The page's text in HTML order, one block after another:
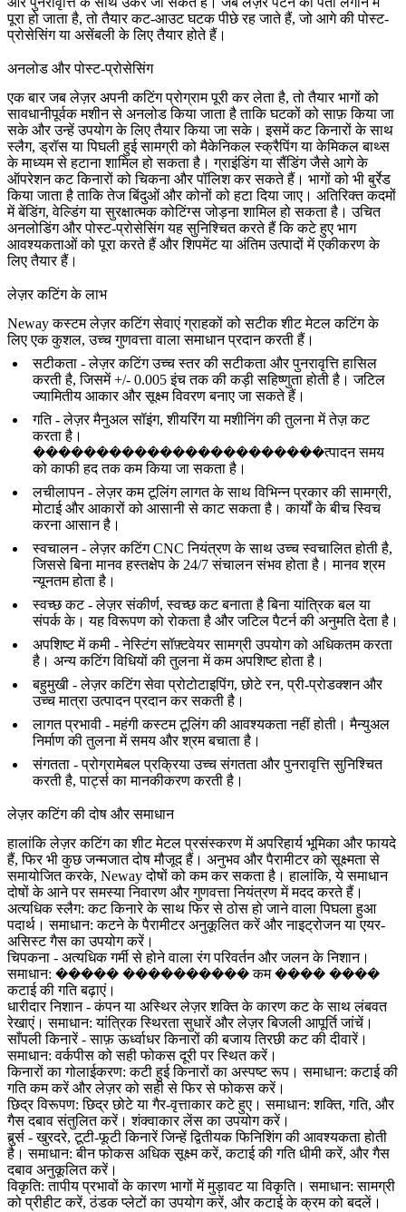
पूरा हो जाता है, तो तैयार कट-आउट घटक पीछे रह जाते हैं, जो आगे की पोस्ट-
प्रोसेसिंग या असेंबली के लिए तैयार होते हैं।
अनलोड और पोस्ट-प्रोसेसिंग
एक बार जब लेज़र अपनी कटिंग प्रोग्राम पूरी कर लेता है, तो तैयार भागों को
सावधानीपूर्वक मशीन से अनलोड किया जाता है ताकि घटकों को साफ़ किया जा
सके और उन्हें उपयोग के लिए तैयार किया जा सके। इसमें कट किनारों के साथ
स्लैग, ड्रॉस या पिघली हुई सामग्री को मैकेनिकल स्क्रैपिंग या केमिकल बाथ्स
के माध्यम से हटाना शामिल हो सकता है। ग्राइंडिंग या सैंडिंग जैसे आगे के
ऑपरेशन कट किनारों को चिकना और पॉलिश कर सकते हैं। भागों को भी बुर्रेड
किया जाता है ताकि तेज बिंदुओं और कोनों को हटा दिया जाए। अतिरिक्त कदमों
में बेंडिंग, वेल्डिंग या सुरक्षात्मक कोटिंग्स जोड़ना शामिल हो सकता है। उचित
अनलोडिंग औरपोस्ट-प्रोसेसिंगयह सुनिश्चित करते हैं कि कटे हुए भाग
आवश्यकताओं को पूरा करते हैं और शिपमेंट या अंतिम उत्पादों में एकीकरण के
लिए तैयार हैं।
लेज़र कटिंग के लाभ
Neway कस्टम लेज़र कटिंग सेवाएं ग्राहकों को सटीक शीट मेटल कटिंग के
लिए एक कुशल, उच्च गुणवत्ता वाला समाधान प्रदान करती हैं।
सटीकता - लेज़र कटिंग उच्च स्तर की सटीकता और पुनरावृत्ति हासिल
करती है, जिसमें +/- 0.005 इंच तक की कड़ी सहिष्णुता होती है। जटिल
ज्यामितीय आकार और सूक्ष्म विवरण बनाए जा सकते हैं।
गति - लेज़र मैनुअल सॉइंग, शीयरिंग या मशीनिंग की तुलना में तेज़ कट
करता है।
�����������������������त्पादन समय
को काफी हद तक कम किया जा सकता है।
लचीलापन - लेज़र कम टूलिंग लागत के साथ विभिन्न प्रकार की सामग्री,
मोटाई और आकारों को आसानी से काट सकता है। कार्यों के बीच स्विच
करना आसान है।
स्वचालन - लेज़र कटिंग CNC नियंत्रण के साथ उच्च स्वचालित होती है,
जिससे बिना मानव हस्तक्षेप के 24/7 संचालन संभव होता है। मानव श्रम
न्यूनतम होता है।
स्वच्छ कट - लेज़र संकीर्ण, स्वच्छ कट बनाता है बिना यांत्रिक बल या
संपर्क के। यह विरूपण को रोकता है और जटिल पैटर्न की अनुमति देता है।
अपशिष्ट में कमी - नेस्टिंग सॉफ़्टवेयर सामग्री उपयोग को अधिकतम करता
है। अन्य कटिंग विधियों की तुलना में कम अपशिष्ट होता है।
बहुमुखी - लेज़र कटिंग सेवा प्रोटोटाइपिंग, छोटे रन, प्री-प्रोडक्शन और
उच्च मात्रा उत्पादन प्रदान कर सकती है।
लागत प्रभावी - महंगी कस्टम टूलिंग की आवश्यकता नहीं होती। मैन्युअल
निर्माण की तुलना में समय और श्रम बचाता है।
संगतता - प्रोग्रामेबल प्रक्रिया उच्च संगतता और पुनरावृत्ति सुनिश्चित
करती है, पार्ट्स का मानकीकरण करती है।
लेज़र कटिंग की दोष और समाधान
हालांकि लेज़र कटिंग का शीट मेटल प्रसंस्करण में अपरिहार्य भूमिका और फायदे
हैं, फिर भी कुछ जन्मजात दोष मौजूद हैं। अनुभव और पैरामीटर को सूक्ष्मता से
समायोजित करके, Neway दोषों को कम कर सकता है। हालांकि, ये समाधान
दोषों के आने पर समस्या निवारण और गुणवत्ता नियंत्रण में मदद करते हैं।
अत्यधिक स्लैग: कट किनारे के साथ फिर से ठोस हो जाने वाला पिघला हुआ
पदार्थ। समाधान: कटने के पैरामीटर अनुकूलित करें और नाइट्रोजन या एयर-
असिस्ट गैस का उपयोग करें।
चिपकना - अत्यधिक गर्मी से होने वाला रंग परिवर्तन और जलन के निशान।
समाधान: ����� ���������� कम ���� ����
कटाई की गति बढ़ाएं।
धारीदार निशान- कंपन या अस्थिर लेज़र शक्ति के कारण कट के साथ लंबवत
रेखाएं। समाधान: यांत्रिक स्थिरता सुधारें और लेज़र बिजली आपूर्ति जांचें।
साँपली किनारें- साफ़ ऊर्ध्वाधर किनारों की बजाय तिरछी कट की दीवारें।
समाधान: वर्कपीस को सही फोकस दूरी पर स्थित करें।
किनारों का गोलाईकरण: कटी हुई किनारों का अस्पष्ट रूप। समाधान: कटाई की
गति कम करें और लेज़र को सही से फिर से फोकस करें।
छिद्र विरूपण: छिद्र छोटे या गैर-वृत्ताकार कटे हुए। समाधान: शक्ति, गति, और
गैस दबाव संतुलित करें। शंक्वाकार लेंस का उपयोग करें।
बुर्र्स - खुरदरे, टूटी-फूटी किनारें जिन्हें द्वितीयक फिनिशिंग की आवश्यकता होती
है। समाधान: बीन फोकस अधिक सूक्ष्म करें, कटाई की गति धीमी करें, और गैस
दबाव अनुकूलित करें।
विकृति: तापीय प्रभावों के कारण भागों में मुड़ावट या विकृति। समाधान: सामग्री
को प्रीहीट करें, ठंडक प्लेटों का उपयोग करें, और कटाई के क्रम को बदलें।